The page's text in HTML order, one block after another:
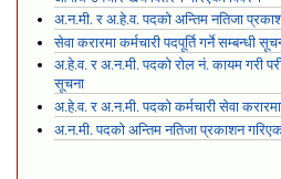
अ.न.मी. र अ.हे.व. पदको अन्तिम नतिजा
सेवा करारमा कर्मचारी पदपूर्ति गर्ने सम्बन्धी
अ.हे.व. र अ.न.मी. पदको रोल नं. कायम गरी
सूचना
अ.हे.व. र अ.न.मी. पदको कर्मचारी सेवा करारमा
अ.न.मी. पदको अन्तिम नतिजा प्रकाशन